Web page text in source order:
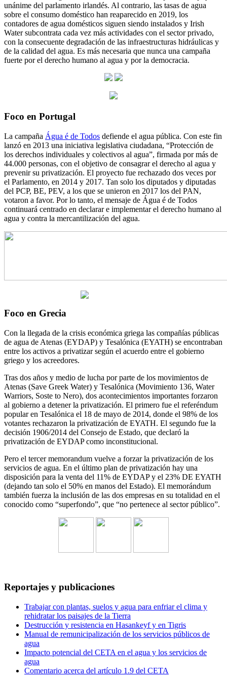
unánime del parlamento irlandés. Al contrario, las tasas de agua
sobre el consumo doméstico han reaparecido en 2019, los
contadores de agua domésticos siguen siendo instalados y Irish
Water subcontrata cada vez más actividades con el sector privado,
con la consecuente degradación de las infraestructuras hidráulicas y
de la calidad del agua. Es más necesaria que nunca una campaña
fuerte por el derecho humano al agua y por la democracia.
Foco en Portugal
La campaña Água é de Todos defiende el agua pública. Con este fin
lanzó en 2013 una iniciativa legislativa ciudadana, “Protección de
los derechos individuales y colectivos al agua”, firmada por más de
44.000 personas, con el objetivo de consagrar el derecho al agua y
prevenir su privatización. El proyecto fue rechazado dos veces por
el Parlamento, en 2014 y 2017. Tan solo los diputados y diputadas
del PCP, BE, PEV, a los que se unieron en 2017 los del PAN,
votaron a favor. Por lo tanto, el mensaje de Água é de Todos
continuará centrado en declarar e implementar el derecho humano al
agua y contra la mercantilización del agua.
Foco en Grecia
Con la llegada de la crisis económica griega las compañías públicas
de agua de Atenas (EYDAP) y Tesalónica (EYATH) se encontraban
entre los activos a privatizar según el acuerdo entre el gobierno
griego y los acreedores.
Tras dos años y medio de lucha por parte de los movimientos de
Atenas (Save Greek Water) y Tesalónica (Movimiento 136, Water
Warriors, Soste to Nero), dos acontecimientos importantes forzaron
al gobierno a detener la privatización. El primero fue el referéndum
popular en Tesalónica el 18 de mayo de 2014, donde el 98% de los
votantes rechazaron la privatización de EYATH. El segundo fue la
decisión 1906/2014 del Consejo de Estado, que declaró la
privatización de EYDAP como inconstitucional.
Pero el tercer memorandum vuelve a forzar la privatización de los
servicios de agua. En el último plan de privatización hay una
disposición para la venta del 11% de EYDAP y el 23% DE EYATH
(dejando tan solo el 50% en manos del Estado). El memorándum
también fuerza la inclusión de las dos empresas en su totalidad en el
conocido como “superfondo”, que “no pertenece al sector público”.
Reportajes y publicaciones
Trabajar con plantas, suelos y agua para enfriar el clima y
rehidratar los paisajes de la Tierra
Destrucción y resistencia en Hasankeyf y en Tigris
Manual de remunicipalización de los servicios públicos de
agua
Impacto potencial del CETA en el agua y los servicios de
agua
Comentario acerca del artículo 1.9 del CETA